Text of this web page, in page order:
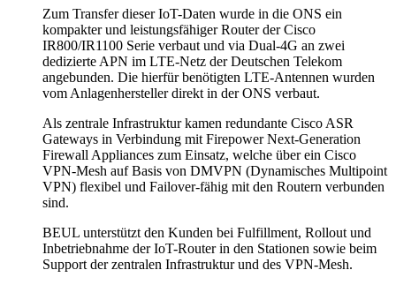
Zum Transfer dieser IoT-Daten wurde in die ONS ein
kompakter und leistungsfähiger Router der Cisco
IR800/IR1100 Serie verbaut und via Dual-4G an zwei
dedizierte APN im LTE-Netz der Deutschen Telekom
angebunden. Die hierfür benötigten LTE-Antennen wurden
vom Anlagenhersteller direkt in der ONS verbaut.
Als zentrale Infrastruktur kamen redundante Cisco ASR
Gateways in Verbindung mit Firepower Next-Generation
Firewall Appliances zum Einsatz, welche über ein Cisco
VPN-Mesh auf Basis von DMVPN (Dynamisches Multipoint
VPN) flexibel und Failover-fähig mit den Routern verbunden
sind.
BEUL unterstützt den Kunden bei Fulfillment, Rollout und
Inbetriebnahme der IoT-Router in den Stationen sowie beim
Support der zentralen Infrastruktur und des VPN-Mesh.